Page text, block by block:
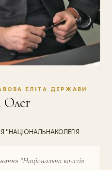
ЕЛІТА ДЕРЖАВИ
''Національна колегія